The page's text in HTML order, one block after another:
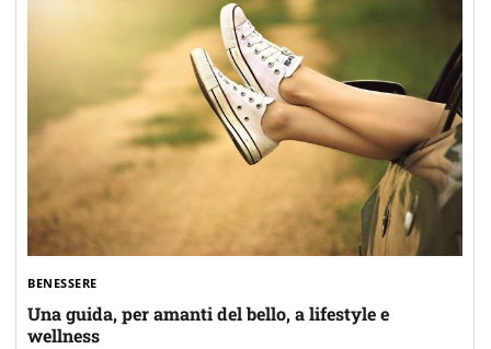
BENESSERE
Una guida, per amanti del bello, a lifestyle e
wellness